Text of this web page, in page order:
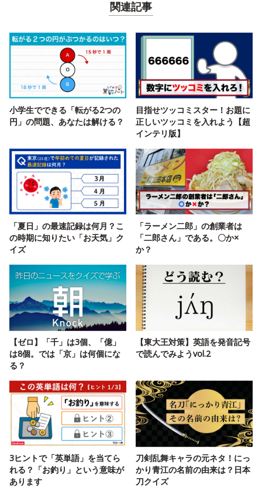
関連記事
小学生でできる「転がる2つの
円」の問題、あなたは解ける？
目指せツッコミスター！お題に
正しいツッコミを入れよう【超
インテリ版】
「夏日」の最速記録は何月？こ
の時期に知りたい「お天気」ク
イズ
「ラーメン二郎」の創業者は
「二郎さん」である。〇か×
か？
【ゼロ】「千」は3個、「億」
は8個。では「京」は何個にな
る？
【東大王対策】英語を発音記号
で読んでみようvol.2
3ヒントで「英単語」を当てら
れる？「お釣り」という意味が
あります
刀剣乱舞キャラの元ネタ！にっ
かり青江の名前の由来は？日本
刀クイズ